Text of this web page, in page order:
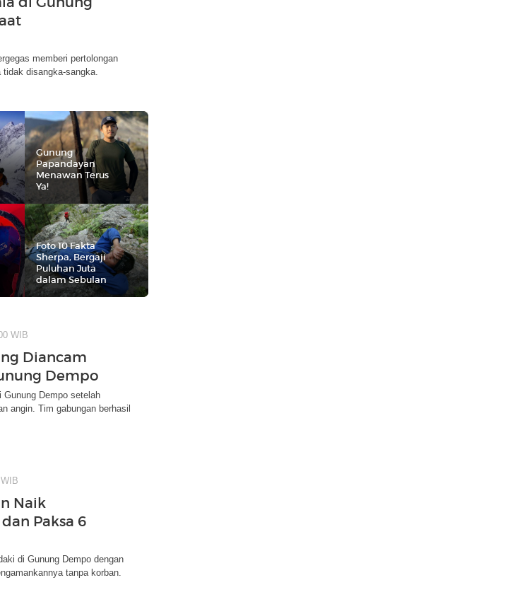
memberi pertolongan
tidak disangka-sangka.
Gunung
Papandayan
Menawan Terus
Ya!
Foto 10 Fakta
Sherpa, Bergaji
Puluhan Juta
dalam Sebulan
WIB
Diancam
Dempo
Gunung Dempo setelah
angin. Tim gabungan berhasil
Naik
Paksa 6
di Gunung Dempo dengan
tanpa korban.